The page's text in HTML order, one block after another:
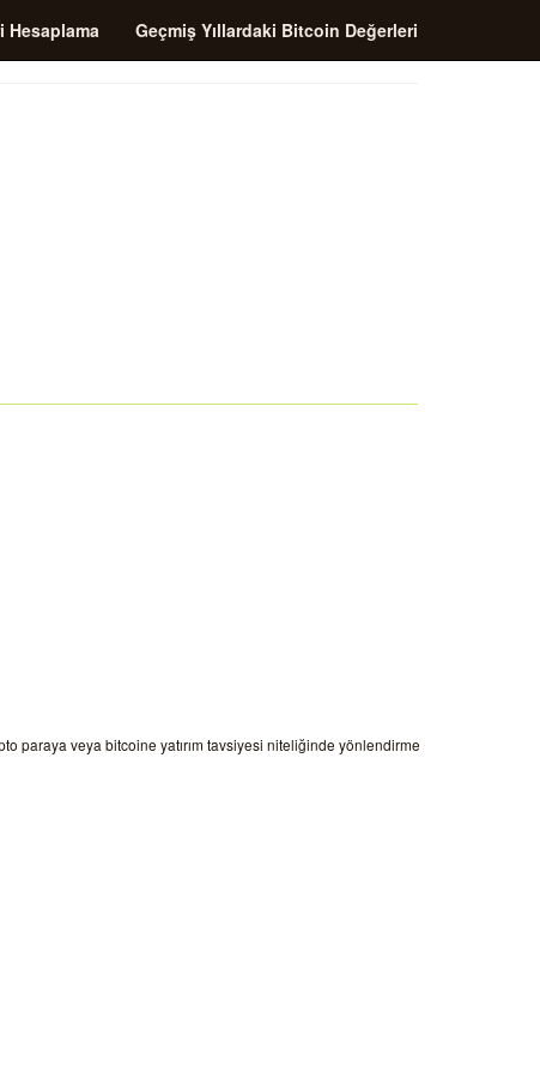
Hesaplama Geçmiş Yıllardaki Bitcoin Değerleri
paraya veya bitcoine yatırım tavsiyesi niteliğinde yönlendirme